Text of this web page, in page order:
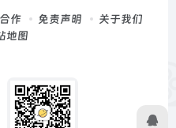
作 免责声明
关于我们
地图